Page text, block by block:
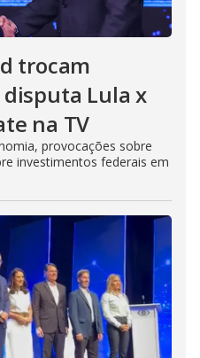
trocam
Lula x
na TV
provocações sobre
investimentos federais em